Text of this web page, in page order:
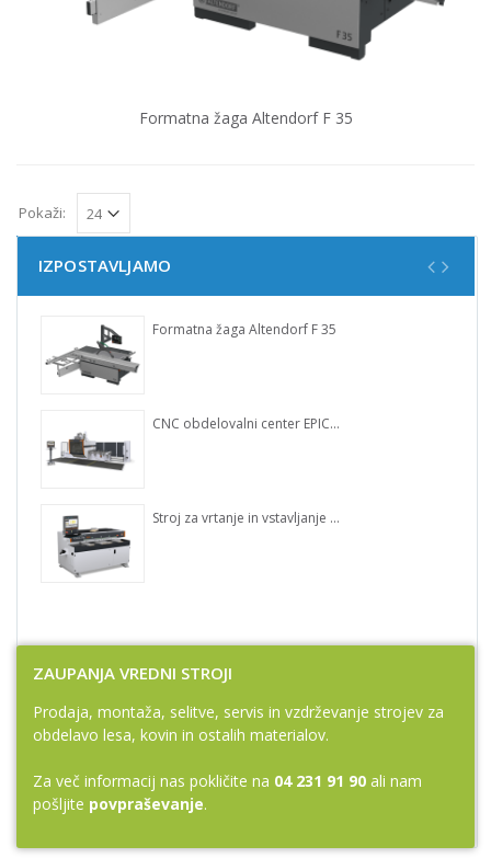
Formatna žaga Altendorf F 35
Pokaži:
IZPOSTAVLJAMO
Formatna žaga Altendorf F 35
CNC obdelovalni center EPICON 7135
Stroj za vrtanje in vstavljanje moznikov POWER-PIN 7605
ZAUPANJA VREDNI STROJI
Prodaja, montaža, selitve, servis in vzdrževanje strojev za
obdelavo lesa, kovin in ostalih materialov.
Za več informacij nas pokličite na 04 231 91 90 ali nam
pošljite povpraševanje.